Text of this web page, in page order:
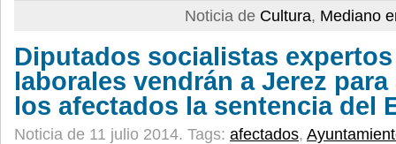
Noticia de Cultura, Mediano
Diputados socialistas
laborales vendrán a Jerez
los afectados la sentencia del
Noticia de 11 julio 2014. Tags: afectados,